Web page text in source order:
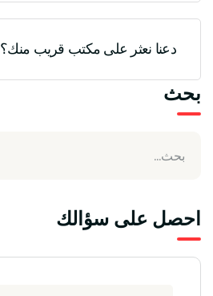
دعنا نعثر على مكتب قريب منك؟
بحث
احصل على سؤالك